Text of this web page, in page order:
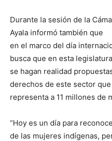
Durante la sesión de la
Ayala informó también que
en el marco del día
busca que en esta legislatura
se hagan realidad
derechos de este sector que
representa a 11 millones de
“Hoy es un día para
de las mujeres indígenas,